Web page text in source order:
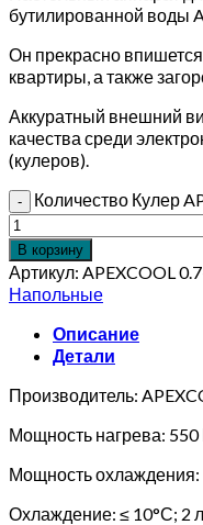
бутилированной воды
Он прекрасно
квартиры, а также
Аккуратный внешний
качества среди
(кулеров).
Количество Кулер
В корзину
Артикул: APEXCOOL
Напольные
Описание
Детали
Производитель:
Мощность нагрева: 550
Мощность охлаждения:
Охлаждение: ≤ 10°С; 2